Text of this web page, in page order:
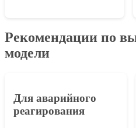
Рекомендации по
модели
Для аварийного
реагирования